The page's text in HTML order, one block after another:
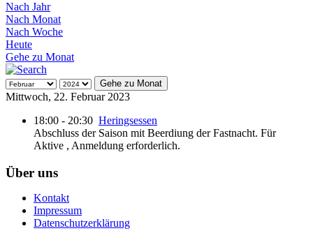
Nach Jahr
Nach Monat
Nach Woche
Heute
Gehe zu Monat
Gehe zu Monat
Mittwoch, 22. Februar 2023
18:00 - 20:30 Heringsessen
Abschluss der Saison mit Beerdiung der Fastnacht. Für
Aktive , Anmeldung erforderlich.
Über uns
Kontakt
Impressum
Datenschutzerklärung